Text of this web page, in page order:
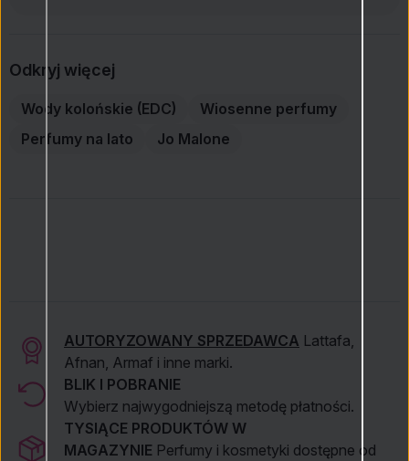
Odkryj więcej
Wody kolońskie (EDC)
Wiosenne perfumy
Perfumy na lato
Jo Malone
AUTORYZOWANY SPRZEDAWCA Lattafa,
Afnan, Armaf i inne marki.
BLIK I POBRANIE
Wybierz najwygodniejszą metodę płatności.
TYSIĄCE PRODUKTÓW W
MAGAZYNIE Perfumy i kosmetyki dostępne od